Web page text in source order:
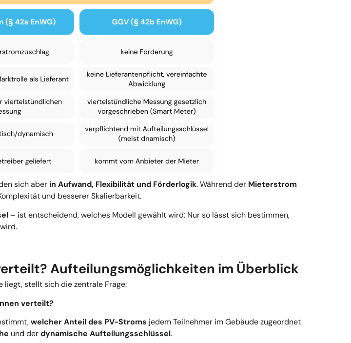
sich aber in Aufwand, Flexibilität und Förderlogik. Während der Mieterstrom
und besserer Skalierbarkeit.
– ist entscheidend, welches Modell gewählt wird: Nur so lässt sich bestimmen,
wird.
Aufteilungsmöglichkeiten im Überblick
liegt, stellt sich die zentrale Frage:
verteilt?
welcher Anteil des PV-Stroms jedem Teilnehmer im Gebäude zugeordnet
und derdynamische Aufteilungsschlüssel.